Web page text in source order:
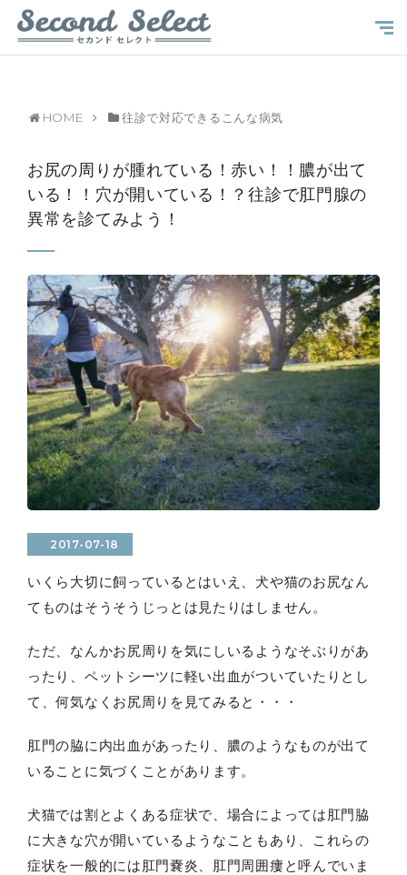
HOME 往診で対応できるこんな病気
お尻の周りが腫れている！赤い！！膿が出て
いる！！穴が開いている！？往診で肛門腺の
異常を診てみよう！
2017-07-18
いくら大切に飼っているとはいえ、犬や猫のお尻なん
てものはそうそうじっとは見たりはしません。
ただ、なんかお尻周りを気にしいるようなそぶりがあ
ったり、ペットシーツに軽い出血がついていたりとし
て、何気なくお尻周りを見てみると・・・
肛門の脇に内出血があったり、膿のようなものが出て
いることに気づくことがあります。
犬猫では割とよくある症状で、場合によっては肛門脇
に大きな穴が開いているようなこともあり、これらの
症状を一般的には肛門嚢炎、肛門周囲瘻と呼んでいま